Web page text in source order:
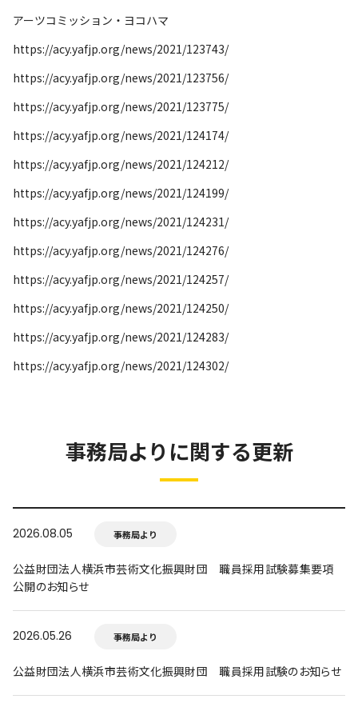
アーツコミッション・ヨコハマ
https://acy.yafjp.org/news/2021/123743/
https://acy.yafjp.org/news/2021/123756/
https://acy.yafjp.org/news/2021/123775/
https://acy.yafjp.org/news/2021/124174/
https://acy.yafjp.org/news/2021/124212/
https://acy.yafjp.org/news/2021/124199/
https://acy.yafjp.org/news/2021/124231/
https://acy.yafjp.org/news/2021/124276/
https://acy.yafjp.org/news/2021/124257/
https://acy.yafjp.org/news/2021/124250/
https://acy.yafjp.org/news/2021/124283/
https://acy.yafjp.org/news/2021/124302/
事務局よりに関する更新
2026.08.05 事務局より
公益財団法人横浜市芸術文化振興財団 職員採用試験募集要項
公開のお知らせ
2026.05.26 事務局より
公益財団法人横浜市芸術文化振興財団 職員採用試験のお知らせ